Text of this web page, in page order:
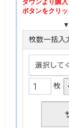
ダウンより購
ボタンをクリッ
▼